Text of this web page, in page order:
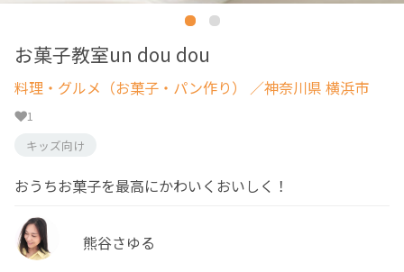
お菓子教室un dou dou
料理・グルメ（お菓子・パン作り） ／神奈川県 横浜市
1
キッズ向け
おうちお菓子を最高にかわいくおいしく！
熊谷さゆる